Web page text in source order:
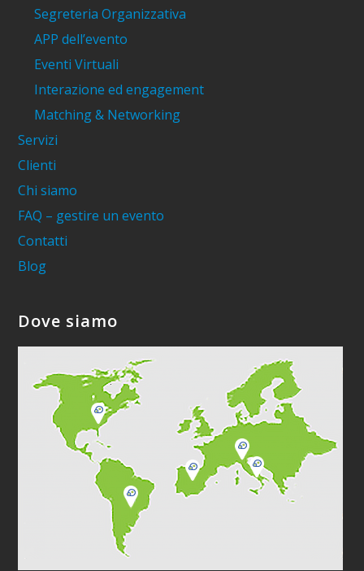
Segreteria Organizzativa
APP dell’evento
Eventi Virtuali
Interazione ed engagement
Matching & Networking
Servizi
Clienti
Chi siamo
FAQ – gestire un evento
Contatti
Blog
Dove siamo